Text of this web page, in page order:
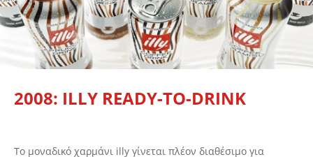
2008: ILLY READY-TO-DRINK
Το μοναδικό χαρμάνι illy γίνεται πλέον διαθέσιμο για